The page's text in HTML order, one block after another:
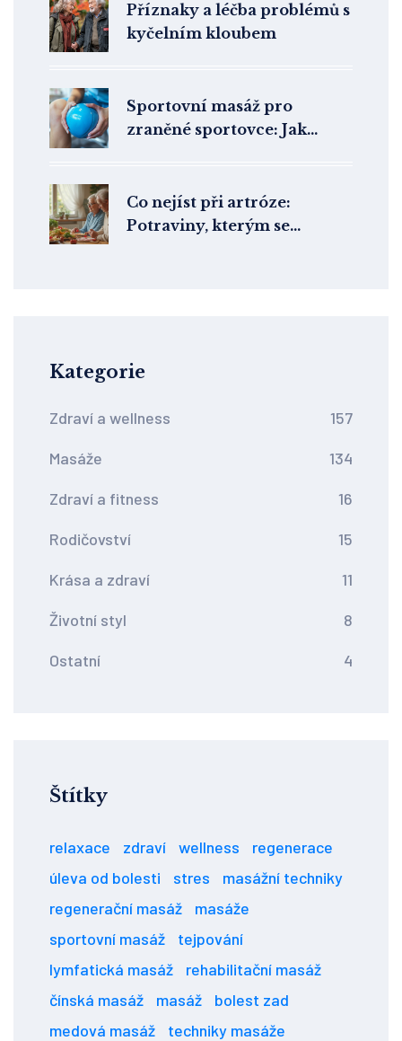
Příznaky a léčba problémů s
kyčelním kloubem
Sportovní masáž pro
zraněné sportovce: Jak
Co nejíst při artróze:
Potraviny, kterým se
Kategorie
Zdraví a wellness 157
Masáže 134
Zdraví a fitness 16
Rodičovství 15
Krása a zdraví 11
Životní styl 8
Ostatní 4
Štítky
relaxace zdraví wellness
regenerace
úleva od bolesti
stres
masážní techniky
regenerační masáž
masáže
sportovní masáž
tejpování
lymfatická masáž
rehabilitační masáž
čínská masáž
masáž
bolest zad
medová masáž
techniky masáže